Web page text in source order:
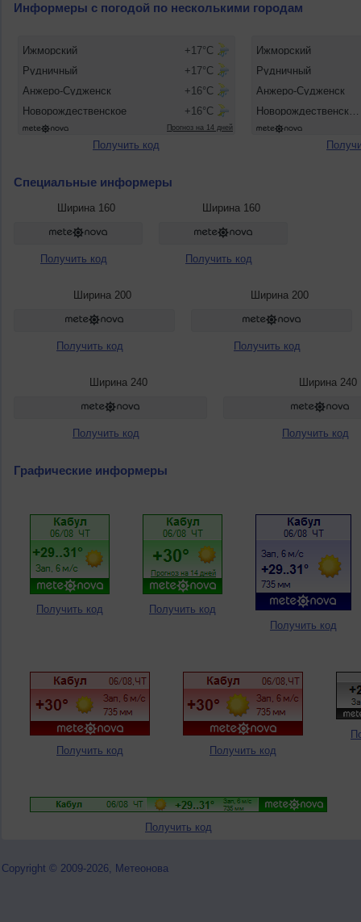
Информеры с погодой по несколькими городам
Получить код
Специальные информеры
Ширина 160
Получить код
Ширина 160
Получить код
Ширина 200
Получить код
Ширина 200
Получить код
Ширина 240
Получить код
Ширина 240
Получить код
Графические информеры
Получить код
Получить код
Получить код
Получить код Получить код
Получить код
Copyright © 2009-2026, Метеонова